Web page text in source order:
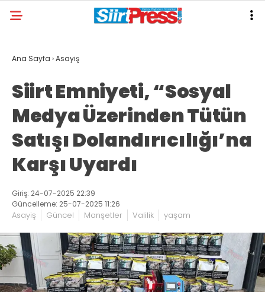
Ana Sayfa ›Asayiş
Siirt Emniyeti, “Sosyal
Medya Üzerinden Tütün
Satışı Dolandırıcılığı’na
Karşı Uyardı
Giriş: 24-07-2025 22:39
Güncelleme: 25-07-2025 11:26
Asayiş Güncel Manşetler Valilik yaşam